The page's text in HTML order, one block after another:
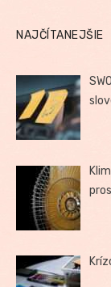
NAJČÍTANEJŠIE